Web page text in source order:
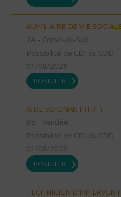
AUXILIAIRE DE VIE
2A - Corse-du-Sud
Possibilité de CDI ou CDD
01/08/2026
POSTULER
AIDE SOIGNANT (H/F)
85 - Vendée
Possibilité de CDI ou CDD
01/08/2026
POSTULER
TECHNICIEN